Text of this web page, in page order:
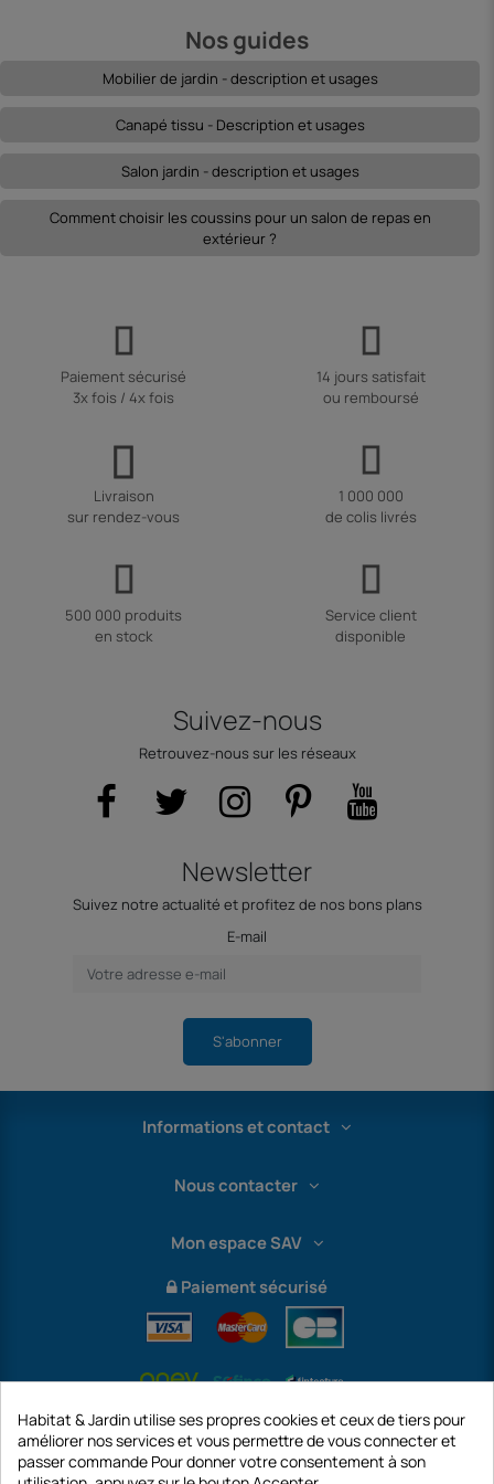
Nos guides
Mobilier de jardin - description et usages
Canapé tissu - Description et usages
Salon jardin - description et usages
Comment choisir les coussins pour un salon de repas en
extérieur ?
Paiement sécurisé
3x fois / 4x fois
14 jours satisfait
ou remboursé
Livraison
sur rendez-vous
1 000 000
de colis livrés
500 000 produits
en stock
Service client
disponible
Suivez-nous
Retrouvez-nous sur les réseaux
Newsletter
Suivez notre actualité et profitez de nos bons plans
E-mail
S'abonner
Informations et contact
Nous contacter
Mon espace SAV
Paiement sécurisé
Habitat & Jardin utilise ses propres cookies et ceux de tiers pour
améliorer nos services et vous permettre de vous connecter et
passer commande Pour donner votre consentement à son